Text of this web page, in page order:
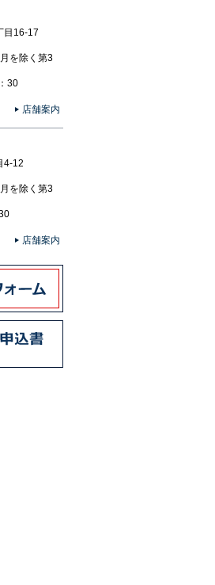
目16-17
を除く第3
30
店舗案内
4-12
を除く第3
店舗案内